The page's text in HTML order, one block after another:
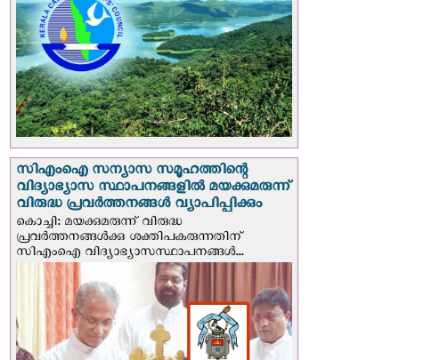
സി‌എം‌ഐ സന്യാസ സമൂഹത്തിന്റെ
വിദ്യാഭ്യാസ സ്ഥാപനങ്ങളില്‍ മയക്കുമരുന്ന്
വിരുദ്ധ പ്രവർത്തനങ്ങൾ വ്യാപിപ്പിക്കും
കൊച്ചി: മയക്കുമരുന്ന് വിരുദ്ധ
പ്രവർത്തനങ്ങൾക്കു ശക്തിപകരുന്നതിന്
സിഎംഐ വിദ്യാഭ്യാസസ്ഥാപനങ്ങൾ...